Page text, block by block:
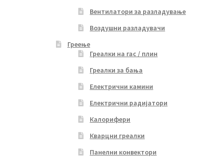
Вентилатори за разладување
Воздушни разладувачи
Греење
Греалки на гас / плин
Греалки за бања
Електрични камини
Електрични радијатори
Калорифери
Кварцни греалки
Панелни конвектори